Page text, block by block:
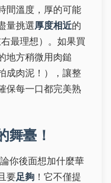
間溫度，厚的可能
量挑選厚度相近的
最理想）。如果買
地方稍微用肉鎚
成肉泥！），讓整
保每一口都完美熟
舞臺！
你後面想加什麼華
要足夠 ！它不僅提